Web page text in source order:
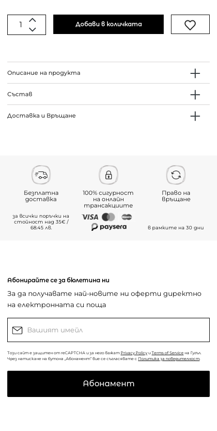
Добави в количката
Описание на продукта
Състав
Доставка и Връщане
Безплатна
доставка
за всички поръчки на
стойност над 35€ /
68.45 лв.
100% сигурност
на онлайн
трансакциите
Право на
връщане
в рамките на 30 дни
Абонирайте се за бюлетина ни
За да получавате най-новите ни оферти директно
на електронната си поща
Този сайт е защитен от reCAPTCHA и за него важат Privacy Policy и Terms of Service на Гугъл.
Чрез натискане на бутона „Абонамент“ вие се съгласявате с Политика за поверителност.
Абонамент